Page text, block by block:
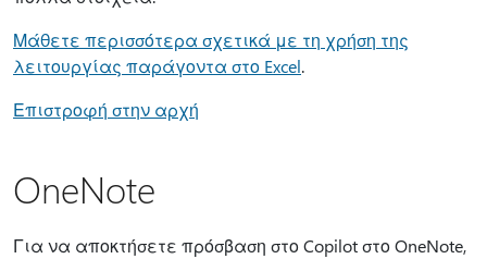
Μάθετε περισσότερα σχετικά με τη χρήση της
λειτουργίας παράγοντα στο Excel.
Επιστροφή στην αρχή
OneNote
Για να αποκτήσετε πρόσβαση στο Copilot στο OneNote,